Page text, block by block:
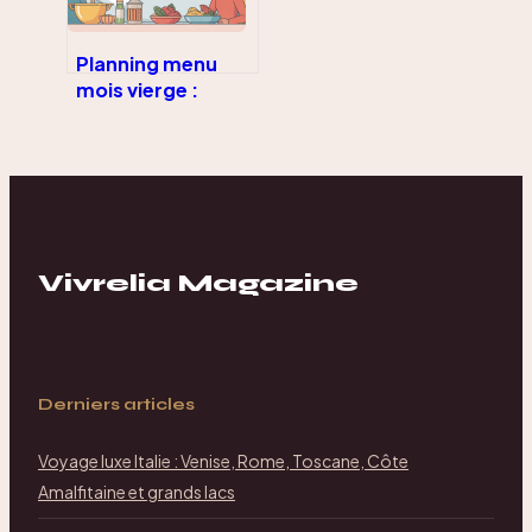
Planning menu
mois vierge :
Vivrelia Magazine
Derniers articles
Voyage luxe Italie : Venise, Rome, Toscane, Côte
Amalfitaine et grands lacs